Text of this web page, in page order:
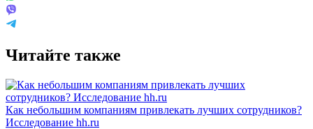
Читайте также
Как небольшим компаниям привлекать лучших сотрудников?
Исследование hh.ru